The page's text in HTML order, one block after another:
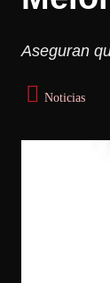
Aseguran
Noticias